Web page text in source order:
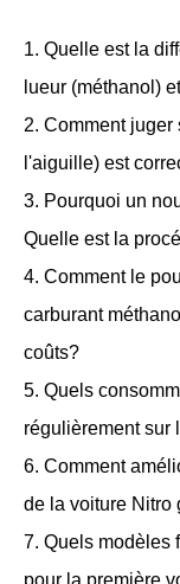
1. Quelle est la
lueur (méthanol)
2. Comment
l'aiguille) est
3. Pourquoi un
Quelle est la
4. Comment le
carburant
coûts?
5. Quels
régulièrement sur
6. Comment
de la voiture Nitro
7. Quels modèles